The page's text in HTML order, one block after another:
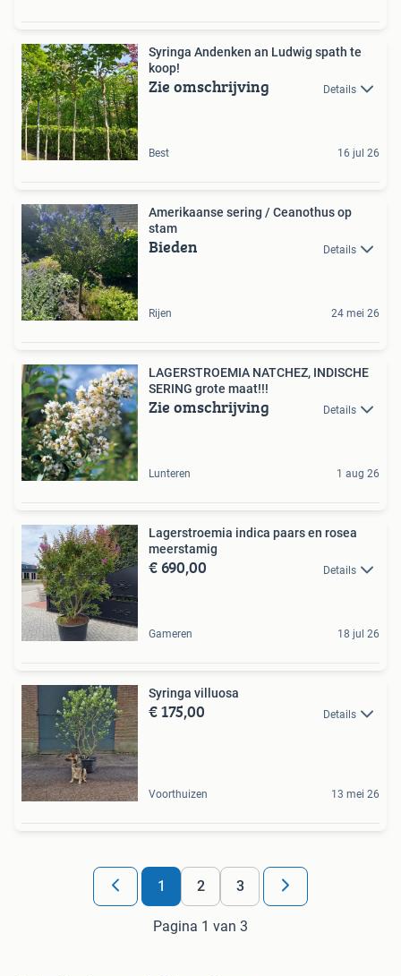
Syringa Andenken an Ludwig spath te
koop!
Zie omschrijving Details
Best 16 jul 26
Amerikaanse sering / Ceanothus op
stam
Bieden Details
Rijen 24 mei 26
LAGERSTROEMIA NATCHEZ, INDISCHE
SERING grote maat!!!
Zie omschrijving Details
Lunteren 1 aug 26
Lagerstroemia indica paars en rosea
meerstamig
€ 690,00 Details
Gameren 18 jul 26
Syringa villuosa
€ 175,00 Details
Voorthuizen 13 mei 26
1 2 3
Pagina 1 van 3